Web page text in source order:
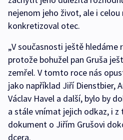
nejenom jeho život, ale i celou
konkretizoval otec.
„V současnosti ještě hledáme
protože bohužel pan Gruša
zemřel. V tomto roce nás
jako například Jiří Dienstbier,
Václav Havel a další, bylo by
a stále vnímat jejich odkaz, i
dokument o Jiřím Grušovi
dcera.